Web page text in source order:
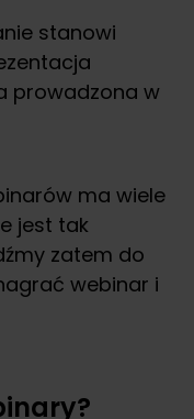
stanowi
prowadzona w
ma wiele
jest tak
zatem do
webinar i